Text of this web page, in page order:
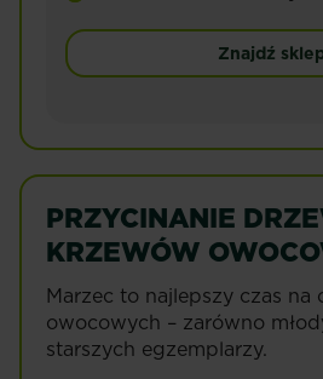
Znajdź
PRZYCINANIE
KRZEWÓW
Marzec to najlepszy czas na
owocowych – zarówno
starszych egzemplarzy.